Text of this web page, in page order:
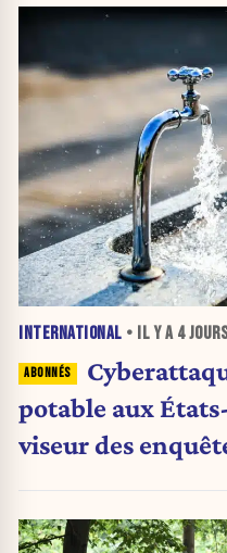
INTERNATIONAL • IL Y A 4 JOURS
potable aux
viseur des